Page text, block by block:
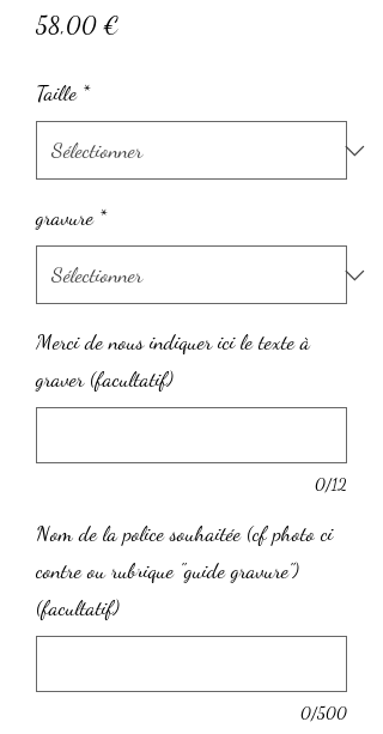
58,00 €
Taille *
gravure *
Merci de nous indiquer ici le texte à
graver (facultatif)
0/12
Nom de la police souhaitée (cf photo ci
contre ou rubrique "guide gravure")
(facultatif)
0/500